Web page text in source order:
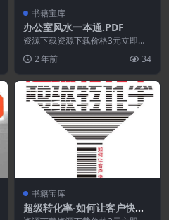
书籍宝库
办公室风水一本通.PDF
资源下载资源下载价格3元立即购
2 年前 34
书籍宝库
超级转化率-如何让客户快速